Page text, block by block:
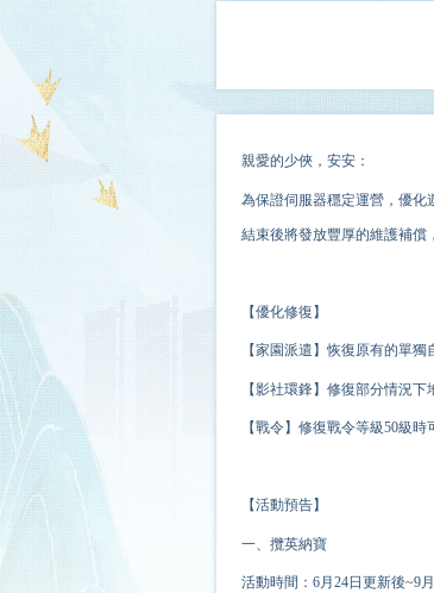
親愛的少俠，安安：
為保證伺服器穩定運營， 優化
結束後將發放豐厚的維護補償
【優化修復】
【家園派遣】恢復原有的單
【影社環鋒】修復部分情況下
【戰令】修復戰令等級50級
【活動預告】
一、攬英納寶
活動時間：6月24日更新後~9